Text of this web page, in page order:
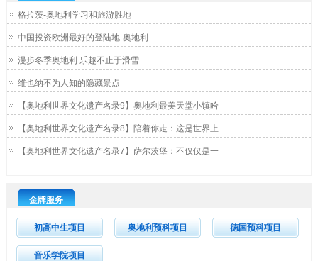
格拉茨-奥地利学习和旅游胜地
中国投资欧洲最好的登陆地-奥地利
漫步冬季奥地利 乐趣不止于滑雪
维也纳不为人知的隐藏景点
【奥地利世界文化遗产名录9】奥地利最美天堂小镇哈
【奥地利世界文化遗产名录8】陪着你走：这是世界上
【奥地利世界文化遗产名录7】萨尔茨堡：不仅仅是一
金牌服务
初高中生项目 奥地利预科项目 德国预科项目
音乐学院项目